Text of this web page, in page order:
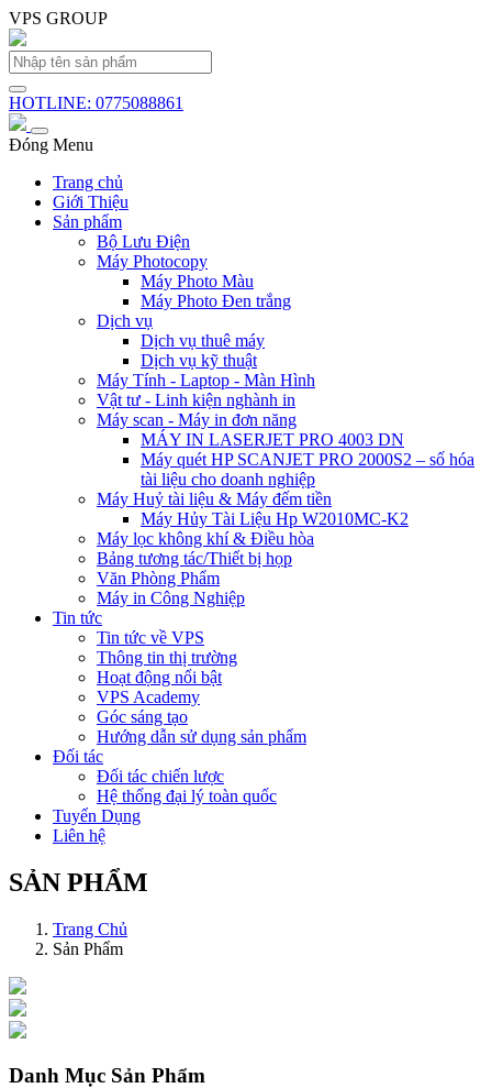
VPS GROUP
HOTLINE: 0775088861
Đóng Menu
Trang chủ
Giới Thiệu
Sản phẩm
Bộ Lưu Điện
Máy Photocopy
Máy Photo Màu
Máy Photo Đen trắng
Dịch vụ
Dịch vụ thuê máy
Dịch vụ kỹ thuật
Máy Tính - Laptop - Màn Hình
Vật tư - Linh kiện nghành in
Máy scan - Máy in đơn năng
MÁY IN LASERJET PRO 4003 DN
Máy quét HP SCANJET PRO 2000S2 – số hóa
tài liệu cho doanh nghiệp
Máy Huỷ tài liệu & Máy đếm tiền
Máy Hủy Tài Liệu Hp W2010MC-K2
Máy lọc không khí & Điều hòa
Bảng tương tác/Thiết bị họp
Văn Phòng Phẩm
Máy in Công Nghiệp
Tin tức
Tin tức về VPS
Thông tin thị trường
Hoạt động nổi bật
VPS Academy
Góc sáng tạo
Hướng dẫn sử dụng sản phẩm
Đối tác
Đối tác chiến lược
Hệ thống đại lý toàn quốc
Tuyển Dụng
Liên hệ
SẢN PHẨM
Trang Chủ
Sản Phẩm
Danh Mục Sản Phẩm